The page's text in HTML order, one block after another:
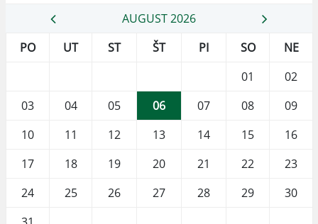
AUGUST 2026
PO
UT ST ŠT PI SO
NE
01
02
03
04 05 06 07 08
09
10
11 12 13 14 15
16
17
18 19 20 21 22
23
24
25 26 27 28 29
30